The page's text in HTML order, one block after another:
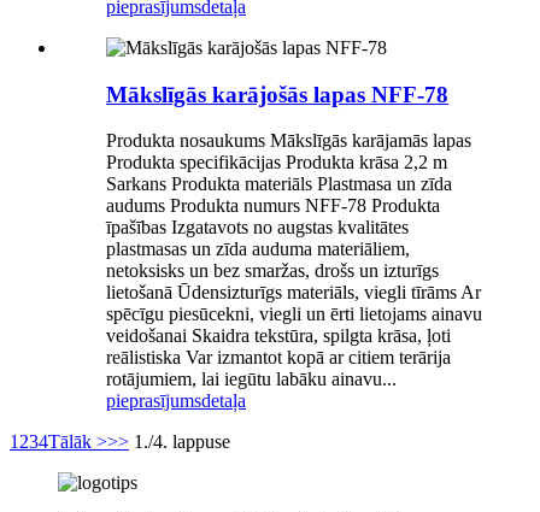
pieprasījumsdetaļa
Mākslīgās karājošās lapas NFF-78
Produkta nosaukums Mākslīgās karājamās lapas
Produkta specifikācijas Produkta krāsa 2,2 m
Sarkans Produkta materiāls Plastmasa un zīda
audums Produkta numurs NFF-78 Produkta
īpašības Izgatavots no augstas kvalitātes
plastmasas un zīda auduma materiāliem,
netoksisks un bez smaržas, drošs un izturīgs
lietošanā Ūdensizturīgs materiāls, viegli tīrāms Ar
spēcīgu piesūcekni, viegli un ērti lietojams ainavu
veidošanai Skaidra tekstūra, spilgta krāsa, ļoti
reālistiska Var izmantot kopā ar citiem terārija
rotājumiem, lai iegūtu labāku ainavu...
pieprasījumsdetaļa
1 234Tālāk >>> 1./4. lappuse